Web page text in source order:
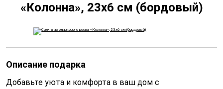
«Колонна», 23х6 см (бордовый)
Описание подарка
Добавьте уюта и комфорта в ваш дом с